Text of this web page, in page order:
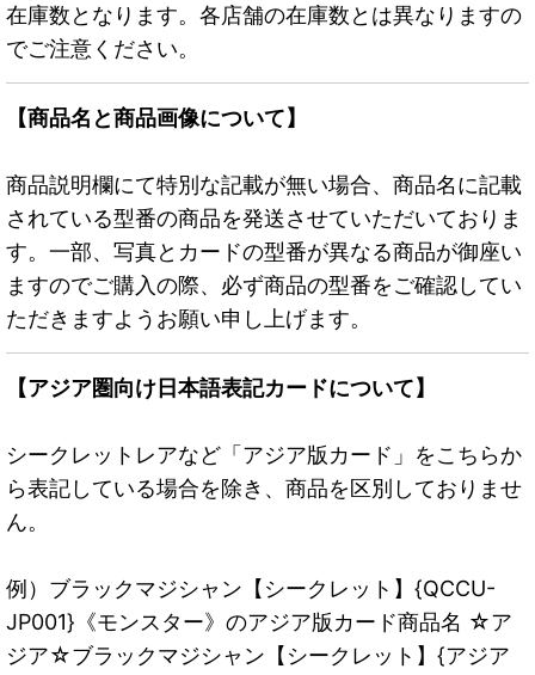
在庫数となります。各店舗の在庫数とは異なりますの
でご注意ください。
【商品名と商品画像について】
商品説明欄にて特別な記載が無い場合、商品名に記載
されている型番の商品を発送させていただいておりま
す。一部、写真とカードの型番が異なる商品が御座い
ますのでご購入の際、必ず商品の型番をご確認してい
ただきますようお願い申し上げます。
【アジア圏向け日本語表記カードについて】
シークレットレアなど「アジア版カード」をこちらか
ら表記している場合を除き、商品を区別しておりませ
ん。
例）ブラックマジシャン【シークレット】{QCCU-
JP001}《モンスター》のアジア版カード商品名 ☆ア
ジア☆ブラックマジシャン【シークレット】{アジア